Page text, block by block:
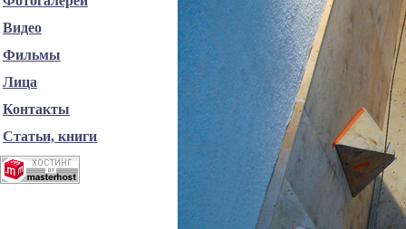
Видео
Фильмы
Лица
Контакты
Статьи, книги